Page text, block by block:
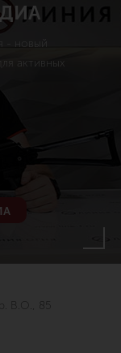
- новый
активных
В.О., 85